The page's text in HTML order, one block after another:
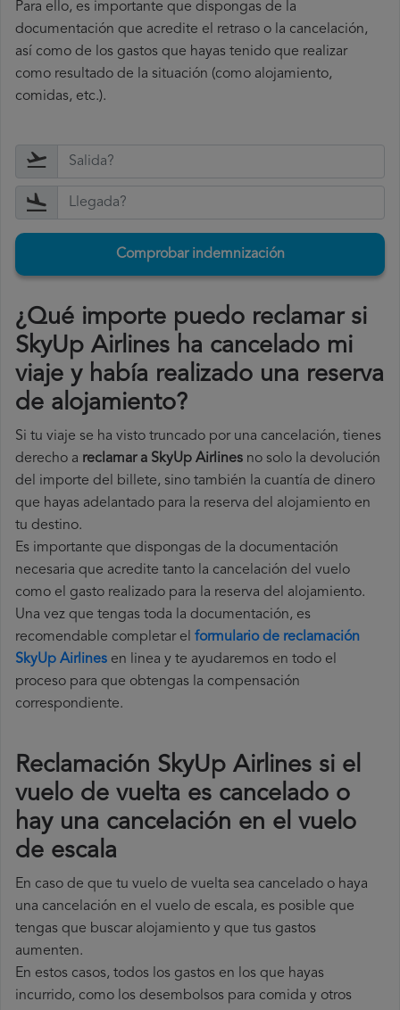
Para ello, es importante que dispongas de la
documentación que acredite el retraso o la cancelación,
así como de los gastos que hayas tenido que realizar
como resultado de la situación (como alojamiento,
comidas, etc.).
Comprobar indemnización
¿Qué importe puedo reclamar si
SkyUp Airlines ha cancelado mi
viaje y había realizado una reserva
de alojamiento?
Si tu viaje se ha visto truncado por una cancelación, tienes
derecho a reclamar a SkyUp Airlines no solo la devolución
del importe del billete, sino también la cuantía de dinero
que hayas adelantado para la reserva del alojamiento en
tu destino.
Es importante que dispongas de la documentación
necesaria que acredite tanto la cancelación del vuelo
como el gasto realizado para la reserva del alojamiento.
Una vez que tengas toda la documentación, es
recomendable completar el formulario de reclamación
SkyUp Airlines en linea y te ayudaremos en todo el
proceso para que obtengas la compensación
correspondiente.
Reclamación SkyUp Airlines si el
vuelo de vuelta es cancelado o
hay una cancelación en el vuelo
de escala
En caso de que tu vuelo de vuelta sea cancelado o haya
una cancelación en el vuelo de escala, es posible que
tengas que buscar alojamiento y que tus gastos
aumenten.
En estos casos, todos los gastos en los que hayas
incurrido, como los desembolsos para comida y otros